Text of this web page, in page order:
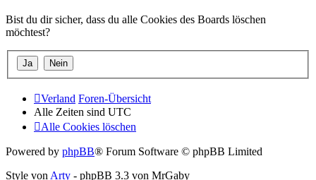
Bist du dir sicher, dass du alle Cookies des Boards löschen
möchtest?
Verland Foren-Übersicht
Alle Zeiten sind UTC
Alle Cookies löschen
Powered by phpBB® Forum Software © phpBB Limited
Style von Arty - phpBB 3.3 von MrGaby